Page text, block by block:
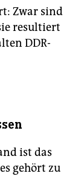
Zwar sind
resultiert
DDR-
ist das
gehört zu